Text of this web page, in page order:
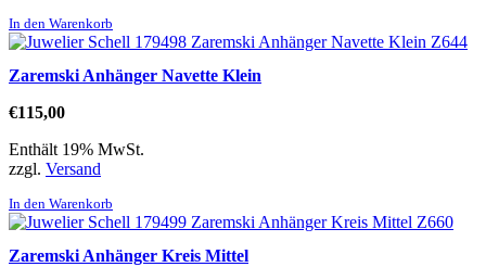
In den Warenkorb
Zaremski Anhänger Navette Klein
€115,00
Enthält 19% MwSt.
zzgl. Versand
In den Warenkorb
Zaremski Anhänger Kreis Mittel